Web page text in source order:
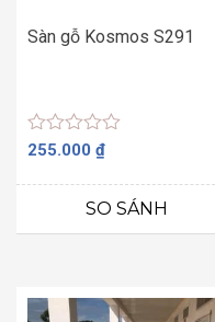
Sàn gỗ Kosmos S291
Được
hạng
sao
255.000 ₫
SO SÁNH